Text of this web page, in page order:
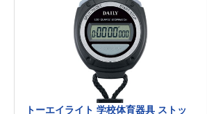
トーエイライト 学校体育器具 ストッ